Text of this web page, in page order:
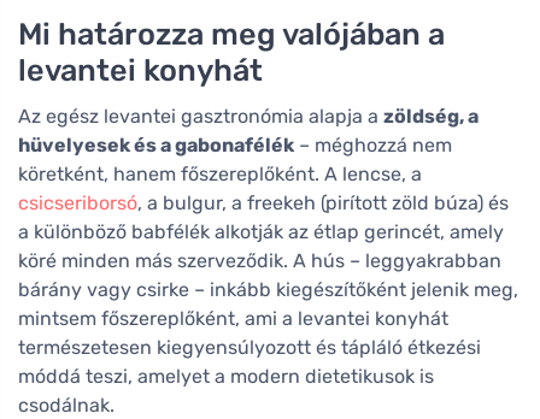
Mi határozza meg valójában a
levantei konyhát
Az egész levantei gasztronómia alapja a zöldség, a
hüvelyesek és a gabonafélék – méghozzá nem
köretként, hanem főszereplőként. A lencse, a
csicseriborsó, a bulgur, a freekeh (pirított zöld búza) és
a különböző babfélék alkotják az étlap gerincét, amely
köré minden más szerveződik. A hús – leggyakrabban
bárány vagy csirke – inkább kiegészítőként jelenik meg,
mintsem főszereplőként, ami a levantei konyhát
természetesen kiegyensúlyozott és tápláló étkezési
móddá teszi, amelyet a modern dietetikusok is
csodálnak.